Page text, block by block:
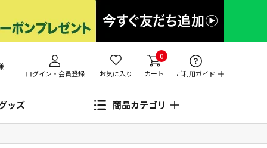
ログイン・会員登録 お気に入り
0
カート ご利用ガイド
ッズ 商品カテゴリ